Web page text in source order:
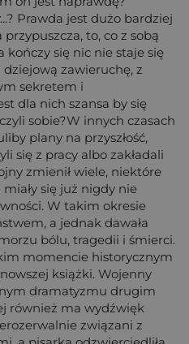
Prawda jest dużo bardziej
to, co z sobą
kończy się nic nie staje się
dziejową zawieruchę, z
sekretem i
dla nich szansa by się
sobie?W innych czasach
plany na przyszłość,
się z pracy albo zakładali
zmienił wiele, niektóre
się już nigdy nie
W takim okresie
a jednak dawała
bólu, tragedii i śmierci.
momencie historycznym
książki. Wojenny
dramatyzmu drugim
również ma wydźwięk
związani z